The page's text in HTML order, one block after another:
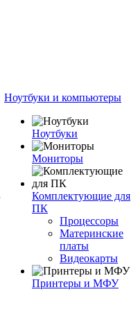
Ноутбуки и компьютеры
Ноутбуки
Мониторы
Комплектующие для
ПК
Процессоры
Материнские
платы
Видеокарты
Принтеры и МФУ